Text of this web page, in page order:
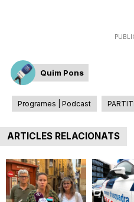
a
r
r
a
Quim Pons
Programes | Podcast
ARTICLES RELACIONATS